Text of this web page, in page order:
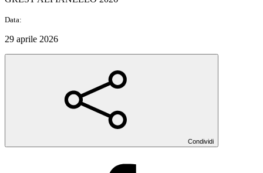
Data:
29 aprile 2026
Condividi